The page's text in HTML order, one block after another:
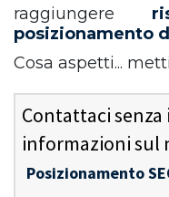
raggiungere
posizionamento
Cosa aspetti...
Contattaci
informazioni sul
Posizionamento